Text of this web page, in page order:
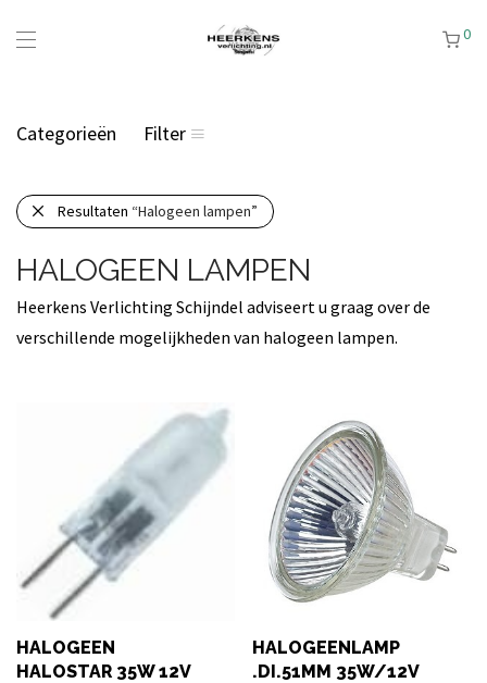
0
Categorieën Filter
Resultaten “Halogeen lampen”
HALOGEEN LAMPEN
Heerkens Verlichting Schijndel adviseert u graag over de
verschillende mogelijkheden van halogeen lampen.
HALOGEEN
HALOSTAR 35W 12V
HALOGEENLAMP
.DI.51MM 35W/12V